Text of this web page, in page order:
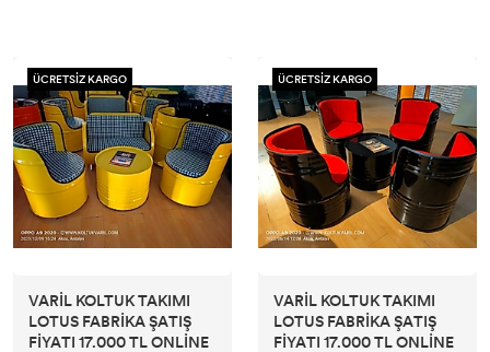
ÜCRETSİZ KARGO
VARİL KOLTUK TAKIMI
LOTUS FABRİKA ŞATIŞ
FİYATI 17.000 TL ONLİNE
ÜCRETSİZ KARGO
VARİL KOLTUK TAKIMI
LOTUS FABRİKA ŞATIŞ
FİYATI 17.000 TL ONLİNE